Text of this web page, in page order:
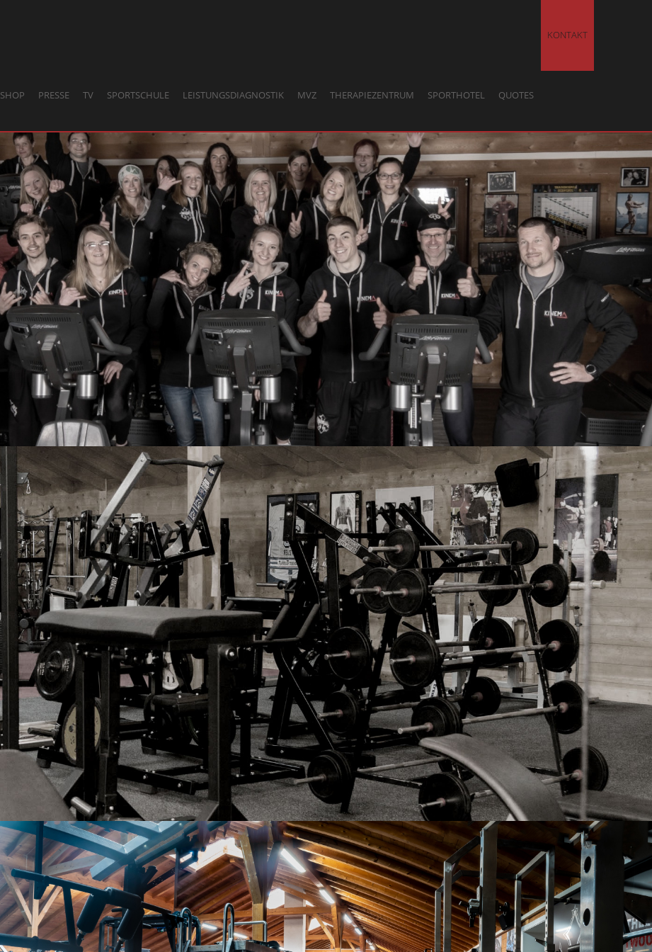
KONTAKT
SHOP PRESSE TV SPORTSCHULE LEISTUNGSDIAGNOSTIK MVZ THERAPIEZENTRUM SPORTHOTEL QUOTES